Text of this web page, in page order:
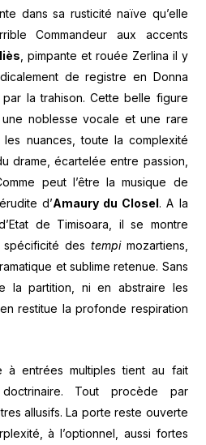
dans sa rusticité naïve qu’elle
Commandeur aux accents
, pimpante et rouée Zerlina il y
de registre en Donna
la trahison. Cette belle figure
noblesse vocale et une rare
les nuances, toute la complexité
drame, écartelée entre passion,
peut l’être la musique de
d’Amaury du Closel. A la
de Timisoara, il se montre
spécificité des tempimozartiens,
et sublime retenue. Sans
la partition, ni en abstraire les
restitue la profonde respiration
à entrées multiples tient au fait
Tout procède par
allusifs. La porte reste ouverte
à l’optionnel, aussi fortes